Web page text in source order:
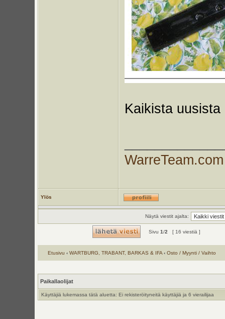
Kaikista
WarreTeam.com
Ylös
Näytä viestit ajalta:
Sivu 1/2 [ 16 viestiä ]
Etusivu ‹ WARTBURG, TRABANT, BARKAS & IFA ‹ Osto / Myynti / Vaihto
Paikallaolijat
Käyttäjiä lukemassa tätä aluetta: Ei rekisteröityneitä käyttäjiä ja 6 vierailijaa